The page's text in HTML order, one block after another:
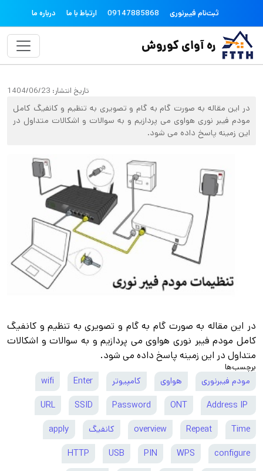
رفتن به محتوای اصلی topheader
درباره ما ارتباط با ما 09147885868 ثبت‌نام فیبرنوری
ره آوای کوروش
تاریخ انتشار: 1404/06/23
در این مقاله به صورت گام به گام و تصویری به تنظیم و کانفیگ کامل
مودم فیبر نوری هواوی می پردازیم و به سوالات و اشکالات متداول در
این زمینه پاسخ داده می شود.
در این مقاله به صورت گام به گام و تصویری به تنظیم و کانفیگ
کامل مودم فیبر نوری هواوی می پردازیم و به سوالات و اشکالات
متداول در این زمینه پاسخ داده می شود.
برچسب‌ها
مودم فیبرنوری هواوی کامپیوتر Enter
wifi
ONT
Password
SSID
URL
Time
Repeat
overview کانفیگ apply
configure
WPS
PIN
USB
HTTP